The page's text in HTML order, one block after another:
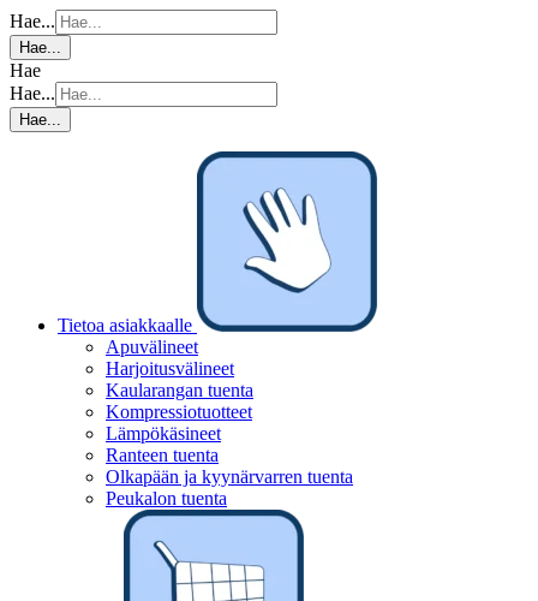
Hae...
Hae...
Hae
Hae...
Hae...
Tietoa asiakkaalle
Apuvälineet
Harjoitusvälineet
Kaularangan tuenta
Kompressiotuotteet
Lämpökäsineet
Ranteen tuenta
Olkapään ja kyynärvarren tuenta
Peukalon tuenta